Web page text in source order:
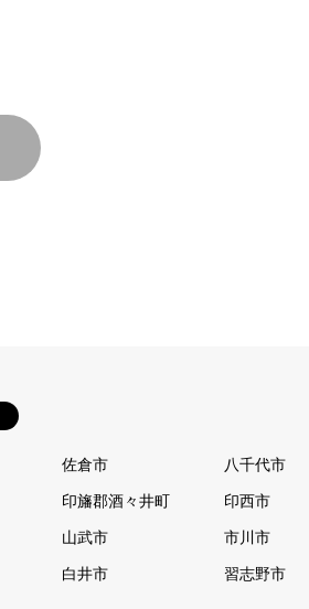
佐倉市 八千代市
印旛郡酒々井町 印西市
山武市 市川市
白井市 習志野市